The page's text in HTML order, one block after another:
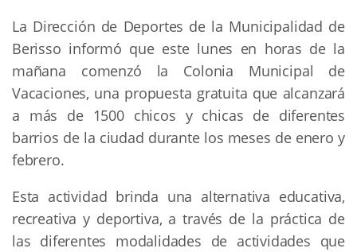
La Dirección de Deportes de la Municipalidad de
Berisso informó que este lunes en horas de la
mañana comenzó la Colonia Municipal de
Vacaciones, una propuesta gratuita que alcanzará
a más de 1500 chicos y chicas de diferentes
barrios de la ciudad durante los meses de enero y
febrero.
Esta actividad brinda una alternativa educativa,
recreativa y deportiva, a través de la práctica de
las diferentes modalidades de actividades que